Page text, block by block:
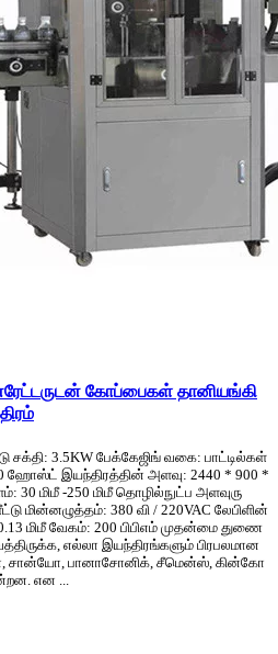
கோப்பைகள் தானியங்கி
சக்தி: 3.5KW பேக்கேஜிங் வகை: பாட்டில்கள்
ஹோஸ்ட் இயந்திரத்தின் அளவு: 2440 * 900 *
30 மிமீ -250 மிமீ தொழில்நுட்ப அளவுரு
மின்னழுத்தம்: 380 வி / 220VAC லேபிளின்
மிமீ வேகம்: 200 பிபிஎம் முதன்மை துணை
எல்லா இயந்திரங்களும் பிரபலமான
சான்யோ, பானாசோனிக், சீமென்ஸ், கின்கோ
என ...